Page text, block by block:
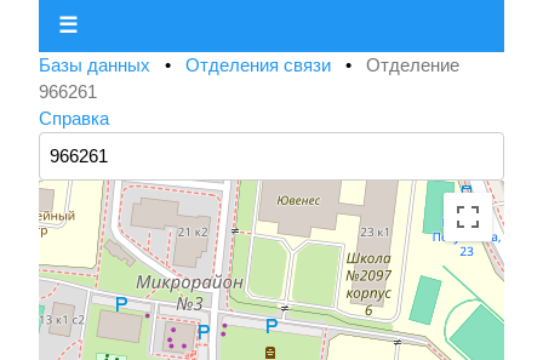
☰
Базы данных • Отделения связи • Отделение
966261
Справка